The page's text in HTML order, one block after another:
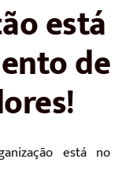
está
de
está no